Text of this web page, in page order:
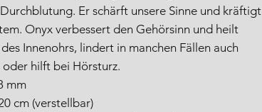
Er schärft unsere Sinne und kräftigt
Onyx verbessert den Gehörsinn und heilt
Innenohrs, lindert in manchen Fällen auch
oder hilft bei Hörsturz.
mm
cm (verstellbar)